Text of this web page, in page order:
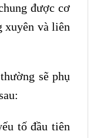
được cơ
xuyên và liên
sẽ phụ
tố đầu tiên